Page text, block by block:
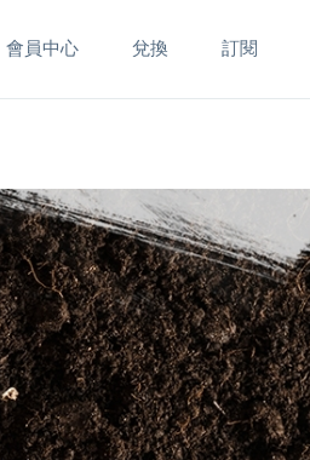
會員中心 兌換 訂閱